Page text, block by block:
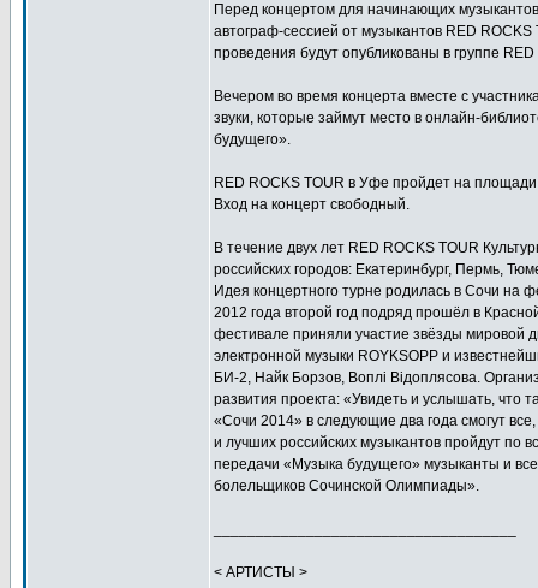
Перед концертом для начинающих
автограф-сессией от музыкантов RED
проведения будут опубликованы в группе
Вечером во время концерта вместе с
звуки, которые займут место в онлайн-
будущего».
RED ROCKS TOUR в Уфе пройдет на
Вход на концерт свободный.
В течение двух лет RED ROCKS TOUR
российских городов: Екатеринбург, Пермь,
Идея концертного турне родилась в Сочи на
2012 года второй год подряд прошёл в
фестивале приняли участие звёзды мировой
электронной музыки ROYKSOPP и
БИ-2, Найк Борзов, Воплi Вiдоплясова.
развития проекта: «Увидеть и услышать, что
«Сочи 2014» в следующие два года смогут
и лучших российских музыкантов пройдут по
передачи «Музыка будущего» музыканты и
болельщиков Сочинской Олимпиады».
< АРТИСТЫ >